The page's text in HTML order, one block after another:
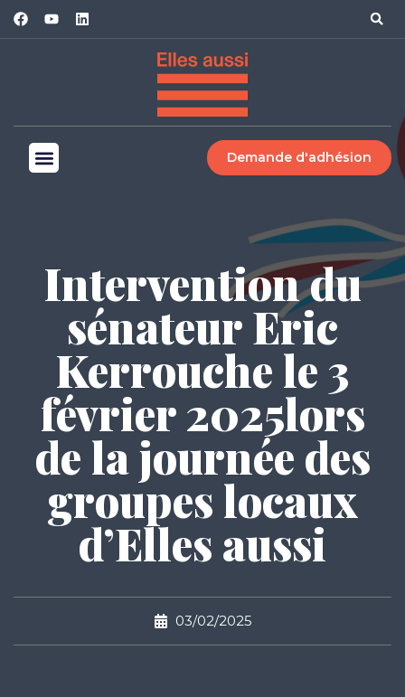
Demande d'adhésion
Intervention du
sénateur Eric
Kerrouche le 3
février 2025lors
de la journée des
groupes locaux
d’Elles aussi
03/02/2025